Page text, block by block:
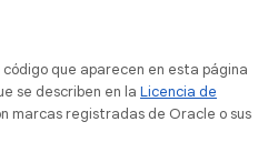
que aparecen en esta página
se describen en la Licencia de
marcas registradas de Oracle o sus